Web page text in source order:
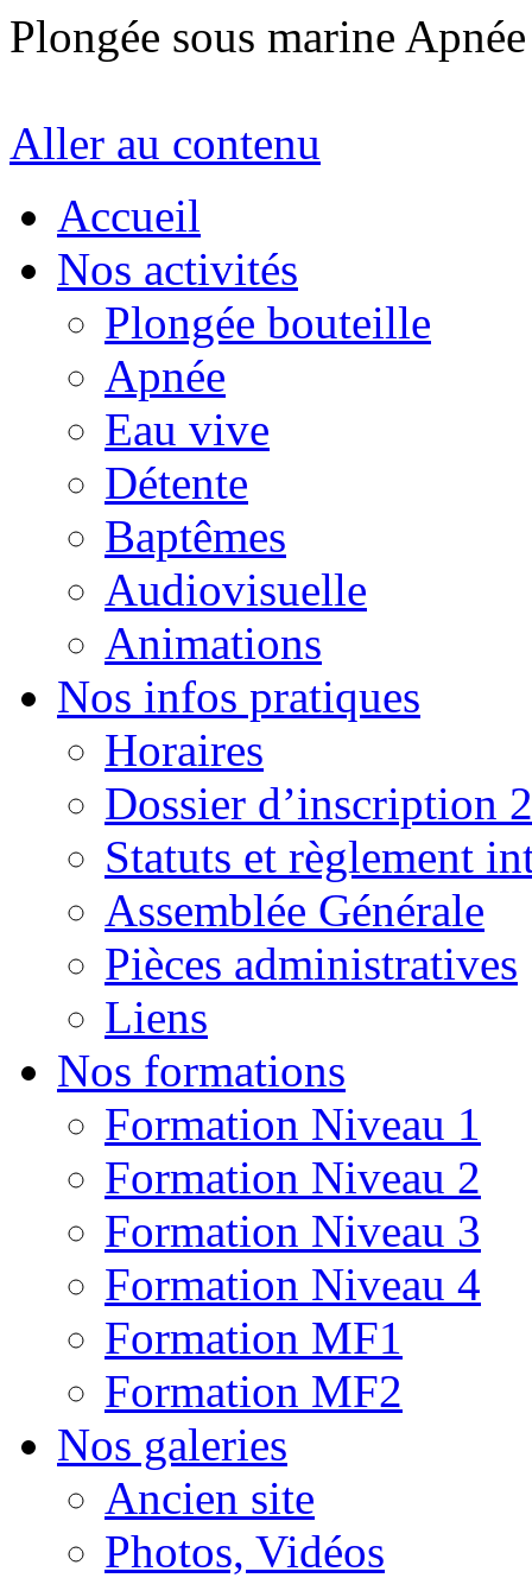
Plongée sous marine
Aller au contenu
Accueil
Nos activités
Plongée bouteille
Apnée
Eau vive
Détente
Baptêmes
Audiovisuelle
Animations
Nos infos pratiques
Horaires
Dossier d’inscription
Statuts et règlement
Assemblée Générale
Pièces administratives
Liens
Nos formations
Formation Niveau 1
Formation Niveau 2
Formation Niveau 3
Formation Niveau 4
Formation MF1
Formation MF2
Nos galeries
Ancien site
Photos, Vidéos